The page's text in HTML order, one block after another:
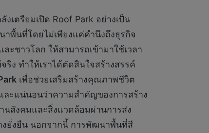
งเตรียมเปิด Roof Park อย่างเป็น
พื้นที่โดยไม่เพียงแค่คำนึงถึงธุรกิจ
ชาวโลก ให้สามารถเข้ามาใช้เวลา
ง ทำให้เราได้ตัดสินใจสร้างสรรค์
เพื่อช่วยเสริมสร้างคุณภาพชีวิต
ละแน่นอนว่าความสำคัญของการสร้าง
นสังคมและสิ่งแวดล้อมผ่านการส่ง
งยั่งยืน นอกจากนี้ การพัฒนาพื้นที่สี